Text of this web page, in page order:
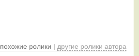
похожие ролики | другие ролики автора